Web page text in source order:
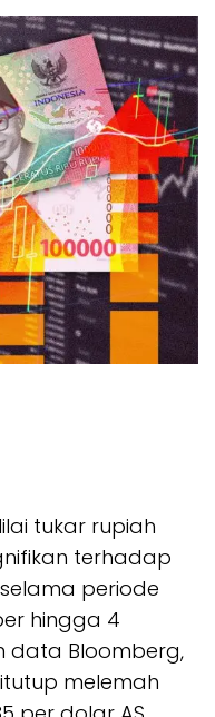
tukar rupiah
terhadap
periode
hingga 4
data Bloomberg,
melemah